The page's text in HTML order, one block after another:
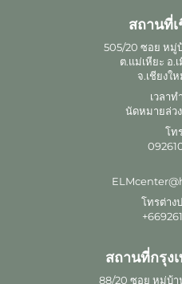
สถานที่
505/20 ซอย หมู่
ต.แม่เหียะ อ.
จ.เชียงใ
เวลาท
นัดหมายล่ว
โท
โทรต่าง
สถานที่กรุง
88/20 ซอย หมู่บ้